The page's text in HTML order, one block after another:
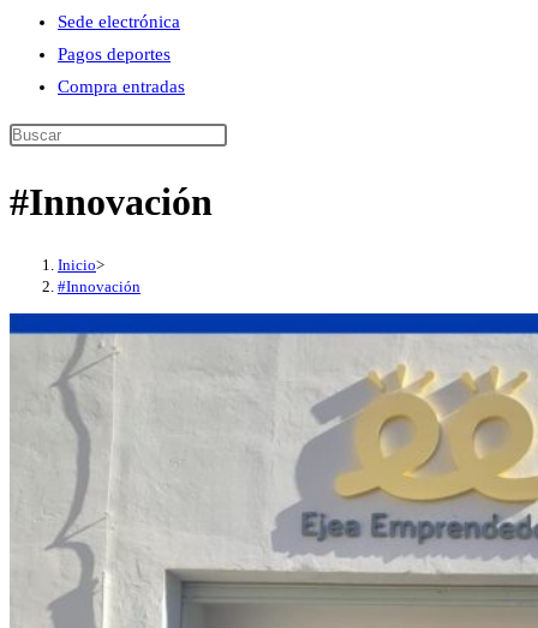
Sede electrónica
Pagos deportes
Compra entradas
Buscar
esta
#Innovación
Inicio>
#Innovación